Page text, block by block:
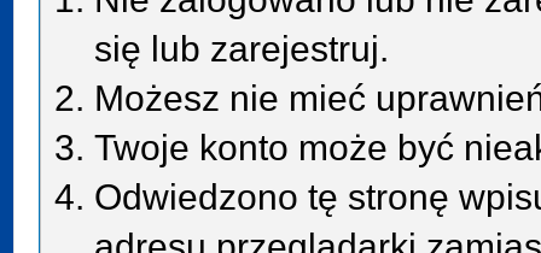
się lub zarejestruj.
Możesz nie mieć
Twoje konto może być
Odwiedzono tę stronę